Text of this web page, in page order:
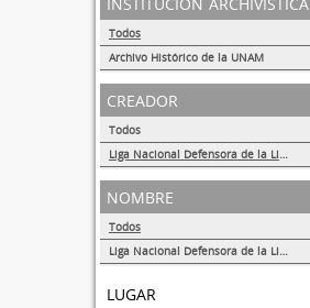
Todos
Archivo Histórico de la UNAM
creador
Todos
Liga Nacional Defensora de la Libertad Religiosa
nombre
Todos
Liga Nacional Defensora de la Libertad Religiosa
lugar